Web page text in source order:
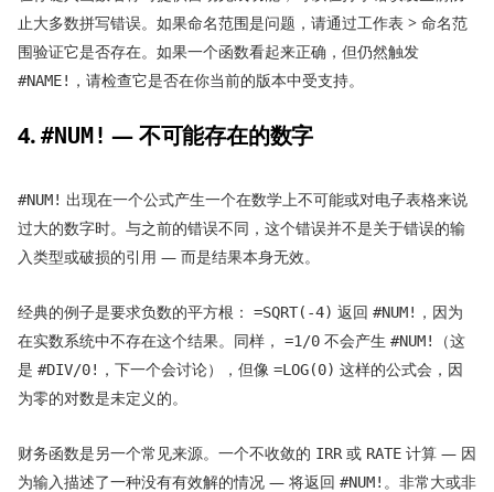
止大多数拼写错误。如果命名范围是问题，请通过工作表 > 命名范
围验证它是否存在。如果一个函数看起来正确，但仍然触发
#NAME! ，请检查它是否在你当前的版本中受支持。
4.#NUM! — 不可能存在的数字
#NUM! 出现在一个公式产生一个在数学上不可能或对电子表格来说
过大的数字时。与之前的错误不同，这个错误并不是关于错误的输
入类型或破损的引用 — 而是结果本身无效。
经典的例子是要求负数的平方根： =SQRT(-4) 返回 #NUM! ，因为
在实数系统中不存在这个结果。同样， =1/0 不会产生 #NUM!
（这
是 #DIV/0! ，下一个会讨论），但像 =LOG(0) 这样的公式会，因
为零的对数是未定义的。
财务函数是另一个常见来源。一个不收敛的 IRR 或 RATE 计算 — 因
为输入描述了一种没有有效解的情况 — 将返回 #NUM! 。非常大或非